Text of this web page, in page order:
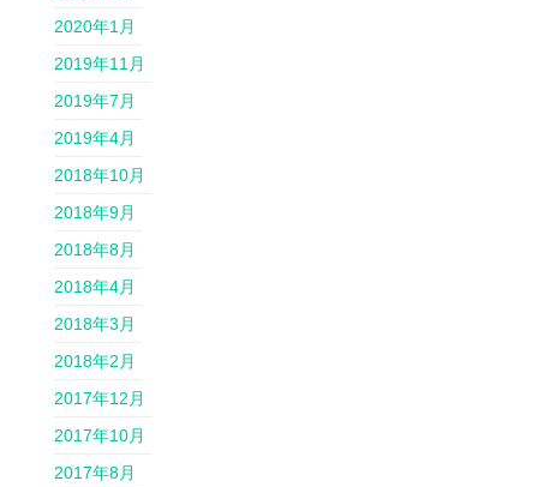
2020年1月
2019年11月
2019年7月
2019年4月
2018年10月
2018年9月
2018年8月
2018年4月
2018年3月
2018年2月
2017年12月
2017年10月
2017年8月